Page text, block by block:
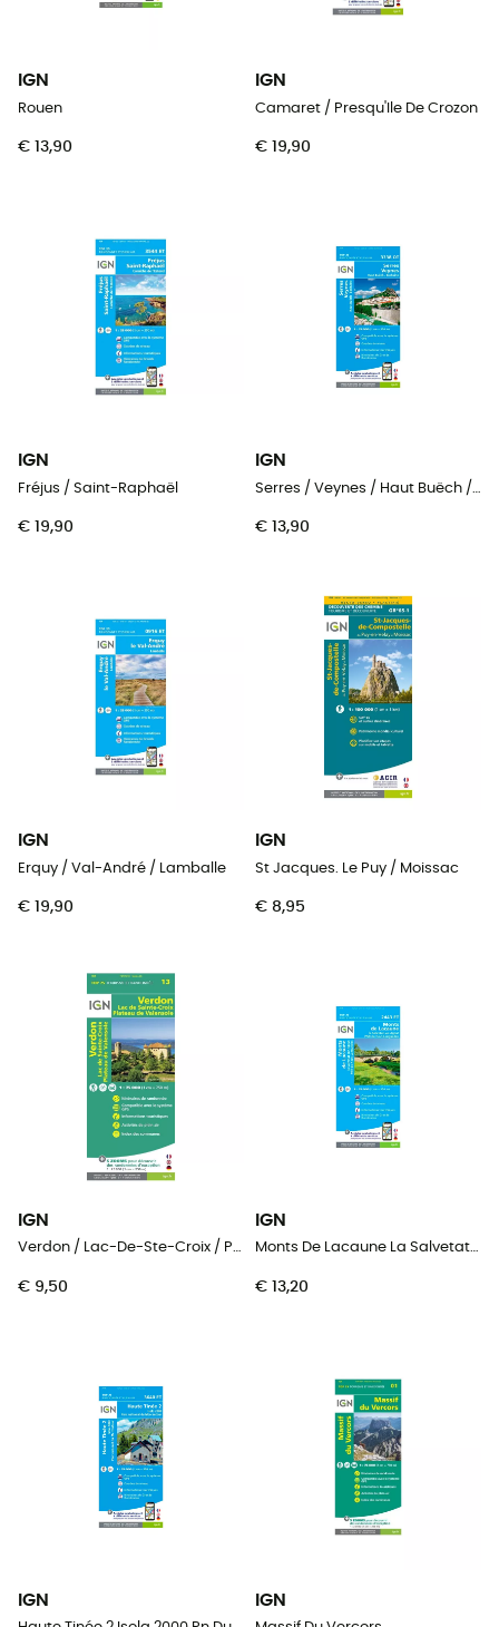
IGN
Rouen
€ 13,90
IGN
Camaret / Presqu'Ile De Crozon
€ 19,90
IGN
Fréjus / Saint-Raphaël
€ 19,90
IGN
€ 13,90
IGN
Erquy / Val-André / Lamballe
€ 19,90
IGN
St Jacques. Le Puy / Moissac
€ 8,95
IGN
Verdon / Lac-De-Ste-Croix / Plateau-De-Valensole
€ 9,50
IGN
Monts De Lacaune La Salvetat-Sur-Agout.Pnr Du Haut Languedoc
€ 13,20
IGN IGN